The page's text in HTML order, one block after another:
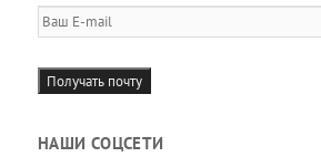
Ваш
E-
mail
Получать почту
НАШИ СОЦСЕТИ